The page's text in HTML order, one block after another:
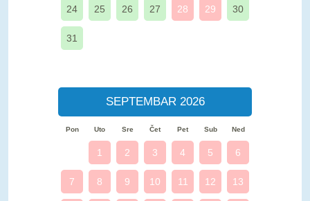
24 25 26 27 28 29 30
31
SEPTEMBAR 2026
Pon Uto Sre Čet Pet Sub Ned
1 2 3 4 5 6
7 8 9 10 11 12 13